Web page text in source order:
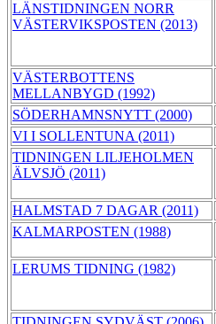
LÄNSTIDNINGEN NORR
VÄSTERVIKSPOSTEN (2013)
VÄSTERBOTTENS
MELLANBYGD (1992)
SÖDERHAMNSNYTT (2000)
VI I SOLLENTUNA (2011)
TIDNINGEN LILJEHOLMEN
ÄLVSJÖ (2011)
HALMSTAD 7 DAGAR (2011)
KALMARPOSTEN (1988)
LERUMS TIDNING (1982)